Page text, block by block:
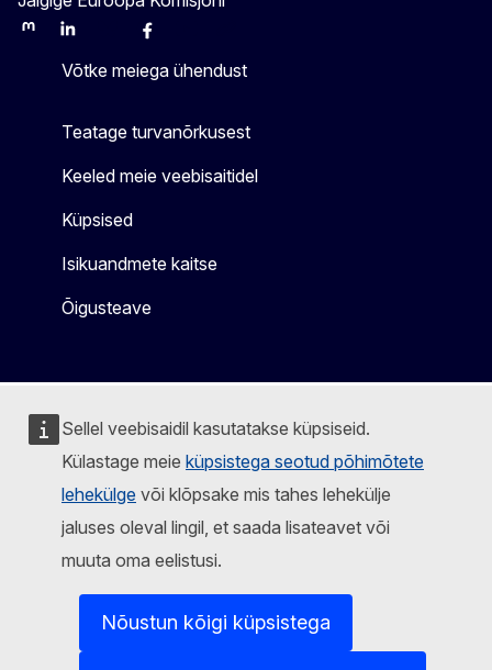
Sellel veebisaidil kasutatakse küpsiseid.
Külastage meie küpsistega seotud põhimõtete
lehekülge või klõpsake mis tahes lehekülje
jaluses oleval lingil, et saada lisateavet või
muuta oma eelistusi.
Nõustun kõigi küpsistega
MastodonLinkedInBlueskyFacebook
Võtke meiega ühendust
Teatage turvanõrkusest
Keeled meie veebisaitidel
Küpsised
Isikuandmete kaitse
Õigusteave